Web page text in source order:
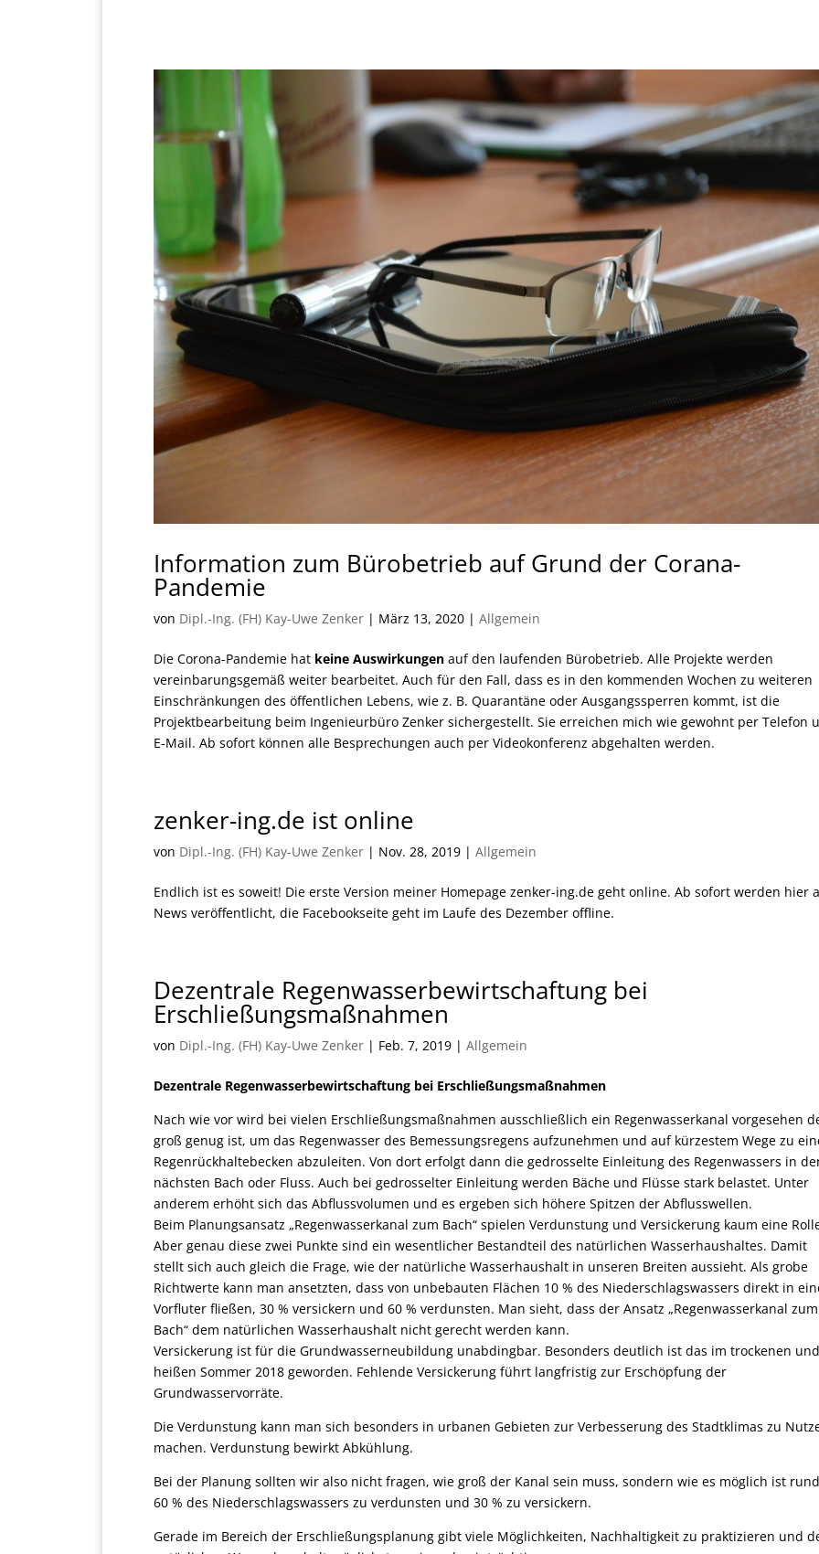
Information zum Bürobetrieb auf Grund der Corana-
Pandemie
von Dipl.-Ing. (FH) Kay-Uwe Zenker | März 13, 2020 | Allgemein
Die Corona-Pandemie hat keine Auswirkungen auf den laufenden Bürobetrieb. Alle Projekte werden
vereinbarungsgemäß weiter bearbeitet. Auch für den Fall, dass es in den kommenden Wochen zu weiteren
Einschränkungen des öffentlichen Lebens, wie z. B. Quarantäne oder Ausgangssperren kommt, ist die
Projektbearbeitung beim Ingenieurbüro Zenker sichergestellt. Sie erreichen mich wie gewohnt per Telefon
E-Mail. Ab sofort können alle Besprechungen auch per Videokonferenz abgehalten werden.
zenker-ing.de ist online
von Dipl.-Ing. (FH) Kay-Uwe Zenker | Nov. 28, 2019 | Allgemein
Endlich ist es soweit! Die erste Version meiner Homepage zenker-ing.de geht online. Ab sofort werden hier
News veröffentlicht, die Facebookseite geht im Laufe des Dezember offline.
Dezentrale Regenwasserbewirtschaftung bei
Erschließungsmaßnahmen
von Dipl.-Ing. (FH) Kay-Uwe Zenker | Feb. 7, 2019 | Allgemein
Dezentrale Regenwasserbewirtschaftung bei Erschließungsmaßnahmen
Nach wie vor wird bei vielen Erschließungsmaßnahmen ausschließlich ein Regenwasserkanal vorgesehen
groß genug ist, um das Regenwasser des Bemessungsregens aufzunehmen und auf kürzestem Wege zu
Regenrückhaltebecken abzuleiten. Von dort erfolgt dann die gedrosselte Einleitung des Regenwassers in
nächsten Bach oder Fluss. Auch bei gedrosselter Einleitung werden Bäche und Flüsse stark belastet. Unter
anderem erhöht sich das Abflussvolumen und es ergeben sich höhere Spitzen der Abflusswellen.
Beim Planungsansatz „Regenwasserkanal zum Bach“ spielen Verdunstung und Versickerung kaum eine
Aber genau diese zwei Punkte sind ein wesentlicher Bestandteil des natürlichen Wasserhaushaltes. Damit
stellt sich auch gleich die Frage, wie der natürliche Wasserhaushalt in unseren Breiten aussieht. Als grobe
Richtwerte kann man ansetzten, dass von unbebauten Flächen 10 % des Niederschlagswassers direkt in
Vorfluter fließen, 30 % versickern und 60 % verdunsten. Man sieht, dass der Ansatz „Regenwasserkanal zum
Bach“ dem natürlichen Wasserhaushalt nicht gerecht werden kann.
Versickerung ist für die Grundwasserneubildung unabdingbar. Besonders deutlich ist das im trockenen und
heißen Sommer 2018 geworden. Fehlende Versickerung führt langfristig zur Erschöpfung der
Grundwasservorräte.
Die Verdunstung kann man sich besonders in urbanen Gebieten zur Verbesserung des Stadtklimas zu
machen. Verdunstung bewirkt Abkühlung.
Bei der Planung sollten wir also nicht fragen, wie groß der Kanal sein muss, sondern wie es möglich ist rund
60 % des Niederschlagswassers zu verdunsten und 30 % zu versickern.
Gerade im Bereich der Erschließungsplanung gibt viele Möglichkeiten, Nachhaltigkeit zu praktizieren und